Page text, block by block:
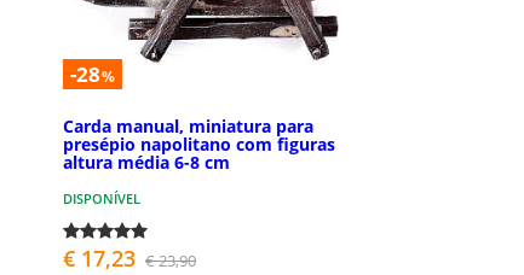
-28%
Carda manual, miniatura para
presépio napolitano com figuras
altura média 6-8 cm
DISPONÍVEL
€ 17,23 € 23,90